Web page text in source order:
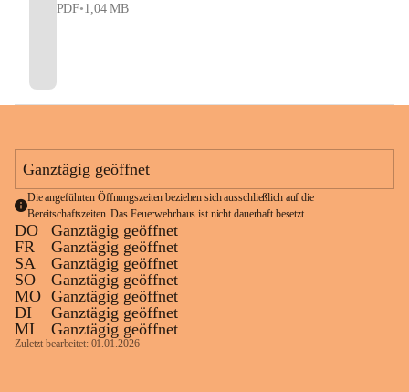
PDF•1,04 MB
Ganztägig geöffnet
Die angeführten Öffnungszeiten beziehen sich ausschließlich auf die
Bereitschaftszeiten. Das Feuerwehrhaus ist nicht dauerhaft besetzt.
Im Notfall wählen Sie bitte die Notrufnummer
DO
Ganztägig geöffnet
FR
Ganztägig geöffnet
SA
Ganztägig geöffnet
SO
Ganztägig geöffnet
MO Ganztägig geöffnet
DI
Ganztägig geöffnet
MI
Ganztägig geöffnet
Zuletzt bearbeitet: 01.01.2026